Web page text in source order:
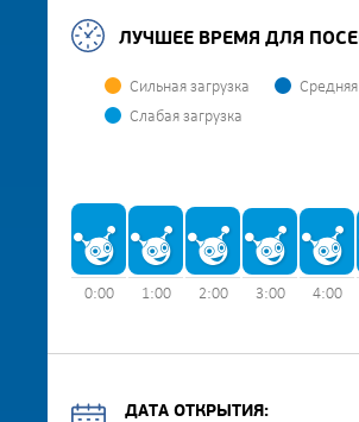
ЛУЧШЕЕ ВРЕМЯ ДЛЯ
Сильная загрузка
Средняя
Слабая загрузка
0:00 1:00 2:00 3:00 4:00
ДАТА ОТКРЫТИЯ: